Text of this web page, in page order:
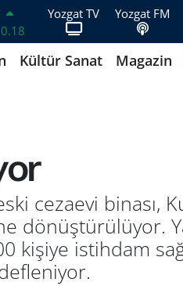
0.18
0.32
-14
-0.15
Yozgat TV Yozgat FM
Kültür Sanat Magazin
cezaevi binası,
dönüştürülüyor.
kişiye istihdam